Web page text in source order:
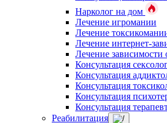
Нарколог на дом
Лечение игромании
Лечение
Лечение интернет-
Лечение зависимости
Консультация
Консультация
Консультация
Консультация
Консультация
Реабилитация